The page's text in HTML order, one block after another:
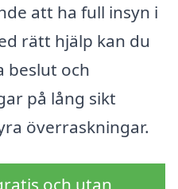
att ha full insyn i
rätt hjälp kan du
beslut och
på lång sikt
överraskningar.
och utan